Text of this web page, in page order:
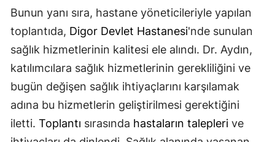
Kırşehir
Kocaeli
Kütahya
Malatya
Manisa
Bunun yanı sıra, hastane yöneticileriyle yapılan
toplantıda, Digor Devlet Hastanesi'nde sunulan
sağlık hizmetlerinin kalitesi ele alındı. Dr. Aydın,
katılımcılara sağlık hizmetlerinin gerekliliğini ve
bugün değişen sağlık ihtiyaçlarını karşılamak
adına bu hizmetlerin geliştirilmesi gerektiğini
iletti. Toplantı sırasında hastaların talepleri ve